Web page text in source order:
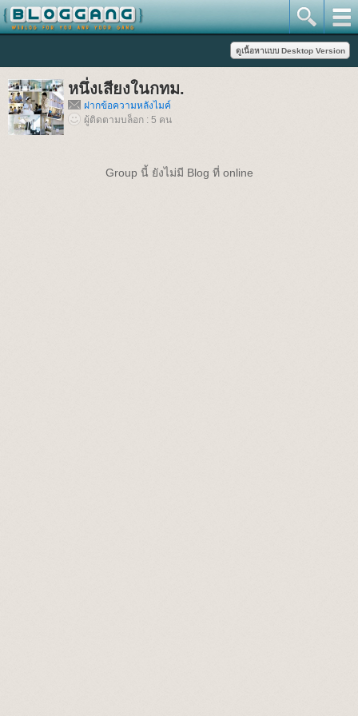
หนึ่งเสียงในกทม.
ฝากข้อความหลังไมค์
ผู้ติดตามบล็อก : 5 คน
Group นี้ ยังไม่มี Blog ที่ online